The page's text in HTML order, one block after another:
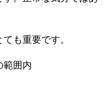
も重要です。
範囲内